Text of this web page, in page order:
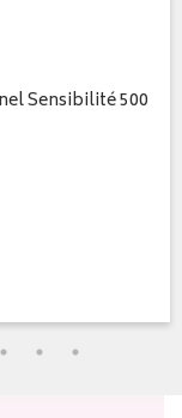
Sensibilité 500